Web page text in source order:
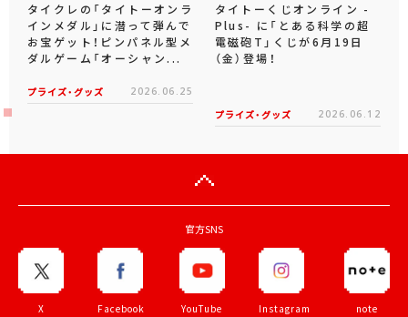
タイクレの「タイトーオンラ
インメダル」に潜って弾んで
お宝ゲット！ピンパネル型メ
ダルゲーム「オーシャン...
プライズ・グッズ 2026.06.25
タイトーくじオンライン -
Plus- に「とある科学の超
電磁砲T」くじが6月19日
（金）登場！
プライズ・グッズ 2026.06.12
官方SNS
X Facebook YouTube Instagram note